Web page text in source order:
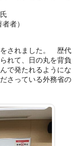
者）
をされました。 歴代
れて、日の丸を背負
で発たれるようにな
さっている外務省の